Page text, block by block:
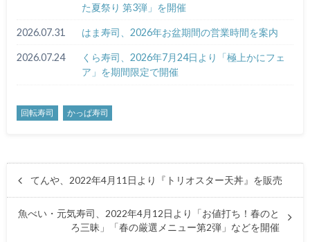
た夏祭り 第3弾」を開催
2026.07.31 はま寿司、2026年お盆期間の営業時間を案内
2026.07.24
くら寿司、2026年7月24日より「極上かにフェ
ア」を期間限定で開催
回転寿司 かっぱ寿司
てんや、2022年4月11日より『トリオスター天丼』を販売
魚べい・元気寿司、2022年4月12日より「お値打ち！春のと
ろ三昧」「春の厳選メニュー第2弾」などを開催